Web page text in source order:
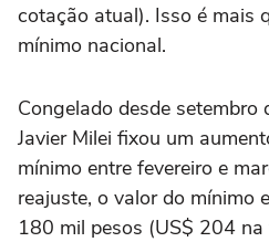
cotação atual). Isso é mais
mínimo nacional.
Congelado desde
Javier Milei fixou um
mínimo entre fevereiro e
reajuste, o valor do mínimo
180 mil pesos (US$ 204